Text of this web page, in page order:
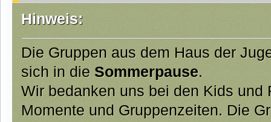
Hinweis:
Die Gruppen aus dem Haus der
sich in die Sommerpause.
Wir bedanken uns bei den Kids und
Momente und Gruppenzeiten. Die